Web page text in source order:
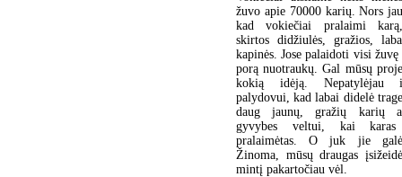
žuvo apie 70000 karių. Nors
kad vokiečiai pralaimi
skirtos didžiulės, gražios,
kapinės. Jose palaidoti visi
porą nuotraukų. Gal mūsų
kokią idėją. Nepatylėjau
palydovui, kad labai didelė
daug jaunų, gražių karių
gyvybes veltui, kai
pralaimėtas. O juk jie
Žinoma, mūsų draugas
mintį pakartočiau vėl.